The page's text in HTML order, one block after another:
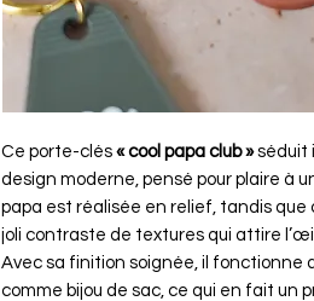
Ce porte-clés « cool papa club »séduit
design moderne, pensé pour plaire à
papa est réalisée en relief, tandis que
joli contraste de textures qui attire
Avec sa finition soignée, il fonctionne
comme bijou de sac, ce qui en fait un